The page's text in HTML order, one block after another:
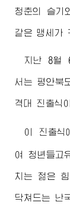
청춘의 슬기
같은 맹세가
지난 8월
서는 평안북
격대 진출식
이 진출식
여 청년들고
치는 젊은
닥쳐드는 난